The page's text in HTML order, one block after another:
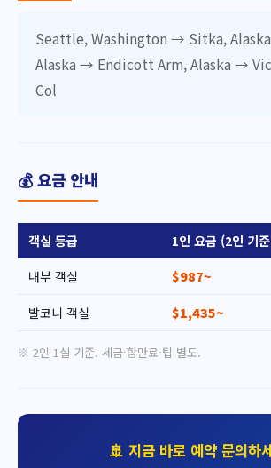
Seattle, Washington → Sitka,
Alaska → Endicott Arm, Alaska →
Col
💰 요금 안내
객실 등급
1인 요금 (2인 기
내부 객실
$987~
발코니 객실 $1,435~
※ 2인 1실 기준. 세금·항만료·팁 별도.
🚢 지금 바로 예약 문의하